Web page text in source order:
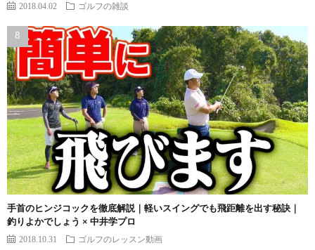
2018.04.02 ゴルフの雑談
手首のヒンジコックを徹底解説｜軽いスイングでも飛距離を出す秘訣｜
釣りよかでしょう × 中井学プロ
2018.10.31 ゴルフのレッスン動画